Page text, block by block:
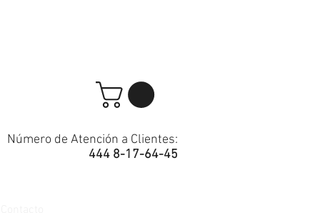
Número de Atención a Clientes:
444 8-17-64-45